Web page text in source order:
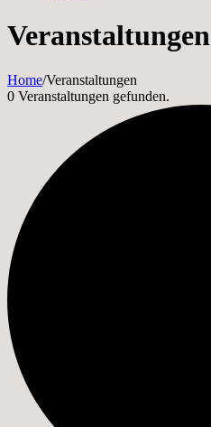
Veranstaltungen
Home/Veranstaltungen
0 Veranstaltungen gefunden.